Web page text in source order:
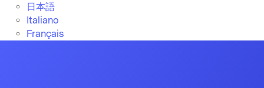
日本語
Italiano
Français